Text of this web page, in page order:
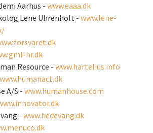
Aarhus - www.eaaa.dk
Lene Uhrenholt - www.lene-
hr.dk
Resource - www.hartelius.info
www.humanact.dk
A/S - www.humanhouse.com
- www.hedevang.dk